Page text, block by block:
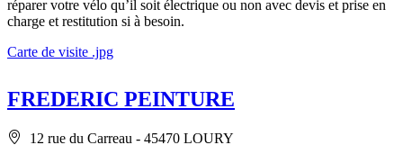
réparer votre vélo qu’il soit électrique ou non avec devis et prise en
charge et restitution si à besoin.
Carte de visite .jpg
FREDERIC PEINTURE
12 rue du Carreau - 45470 LOURY